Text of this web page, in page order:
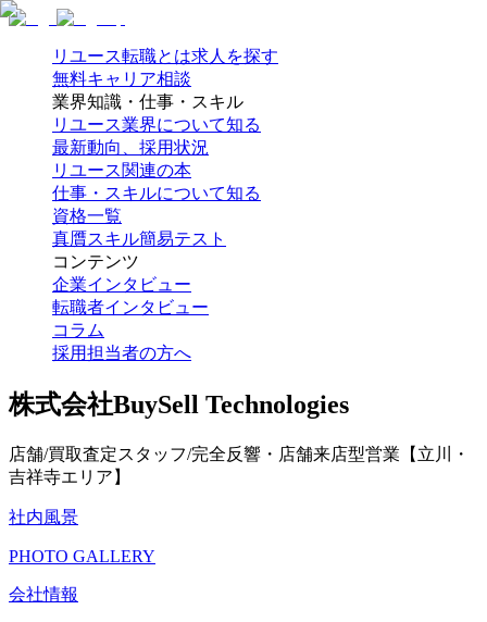
リユース転職とは求人を探す
無料キャリア相談
業界知識・仕事・スキル
リユース業界について知る
最新動向、採用状況
リユース関連の本
仕事・スキルについて知る
資格一覧
真贋スキル簡易テスト
コンテンツ
企業インタビュー
転職者インタビュー
コラム
採用担当者の方へ
株式会社BuySell Technologies
店舗/買取査定スタッフ/完全反響・店舗来店型営業【立川・
吉祥寺エリア】
社内風景
PHOTO GALLERY
会社情報